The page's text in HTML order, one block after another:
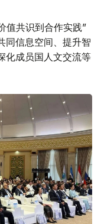
值共识到合作实践”
同信息空间、提升智
化成员国人文交流等